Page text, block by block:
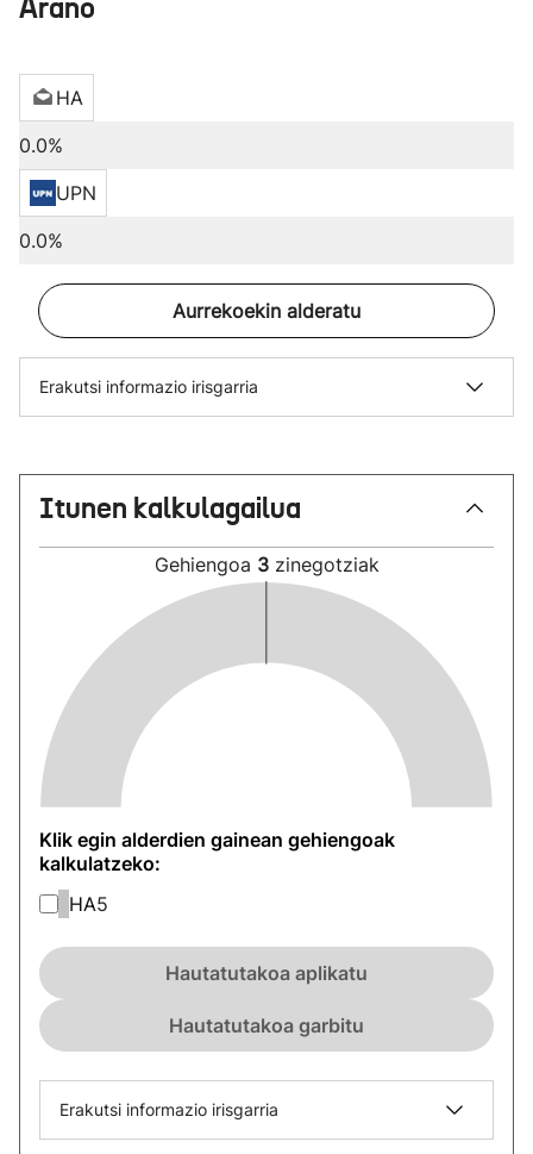
Arano
HA
0.0%
UPN
0.0%
Aurrekoekin alderatu
Erakutsi informazio irisgarria
Itunen kalkulagailua
Gehiengoa 3 zinegotziak
Klik egin alderdien gainean gehiengoak
kalkulatzeko:
HA5
Hautatutakoa aplikatu
Hautatutakoa garbitu
Erakutsi informazio irisgarria